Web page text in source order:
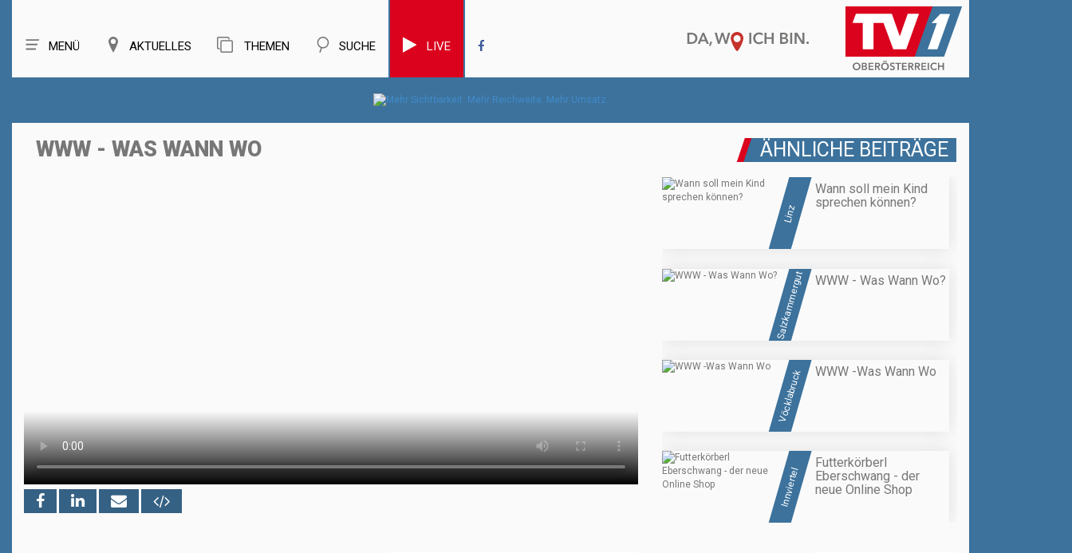
MENÜ AKTUELLES THEMEN SUCHE LIVE
WWW - WAS WANN WO ÄHNLICHE BEITRÄGE
Linz
Wann soll mein Kind
sprechen können?
Salzkammergut WWW - Was Wann Wo?
Vöcklabruck WWW -Was Wann Wo
Innviertel
Futterkörberl
Eberschwang - der
neue Online Shop